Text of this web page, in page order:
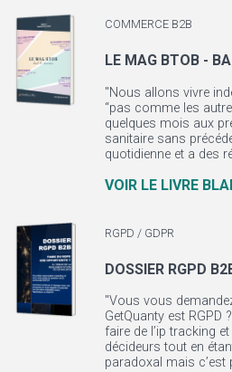
COMMERCE B2B
LE MAG BTOB -
"Nous allons vivre
“pas comme les
quelques mois aux
sanitaire sans
quotidienne et a des
VOIR LE LIVRE
RGPD / GDPR
DOSSIER RGPD
"Vous vous
GetQuanty est
faire de l’ip tracking
décideurs tout en
paradoxal mais c’est